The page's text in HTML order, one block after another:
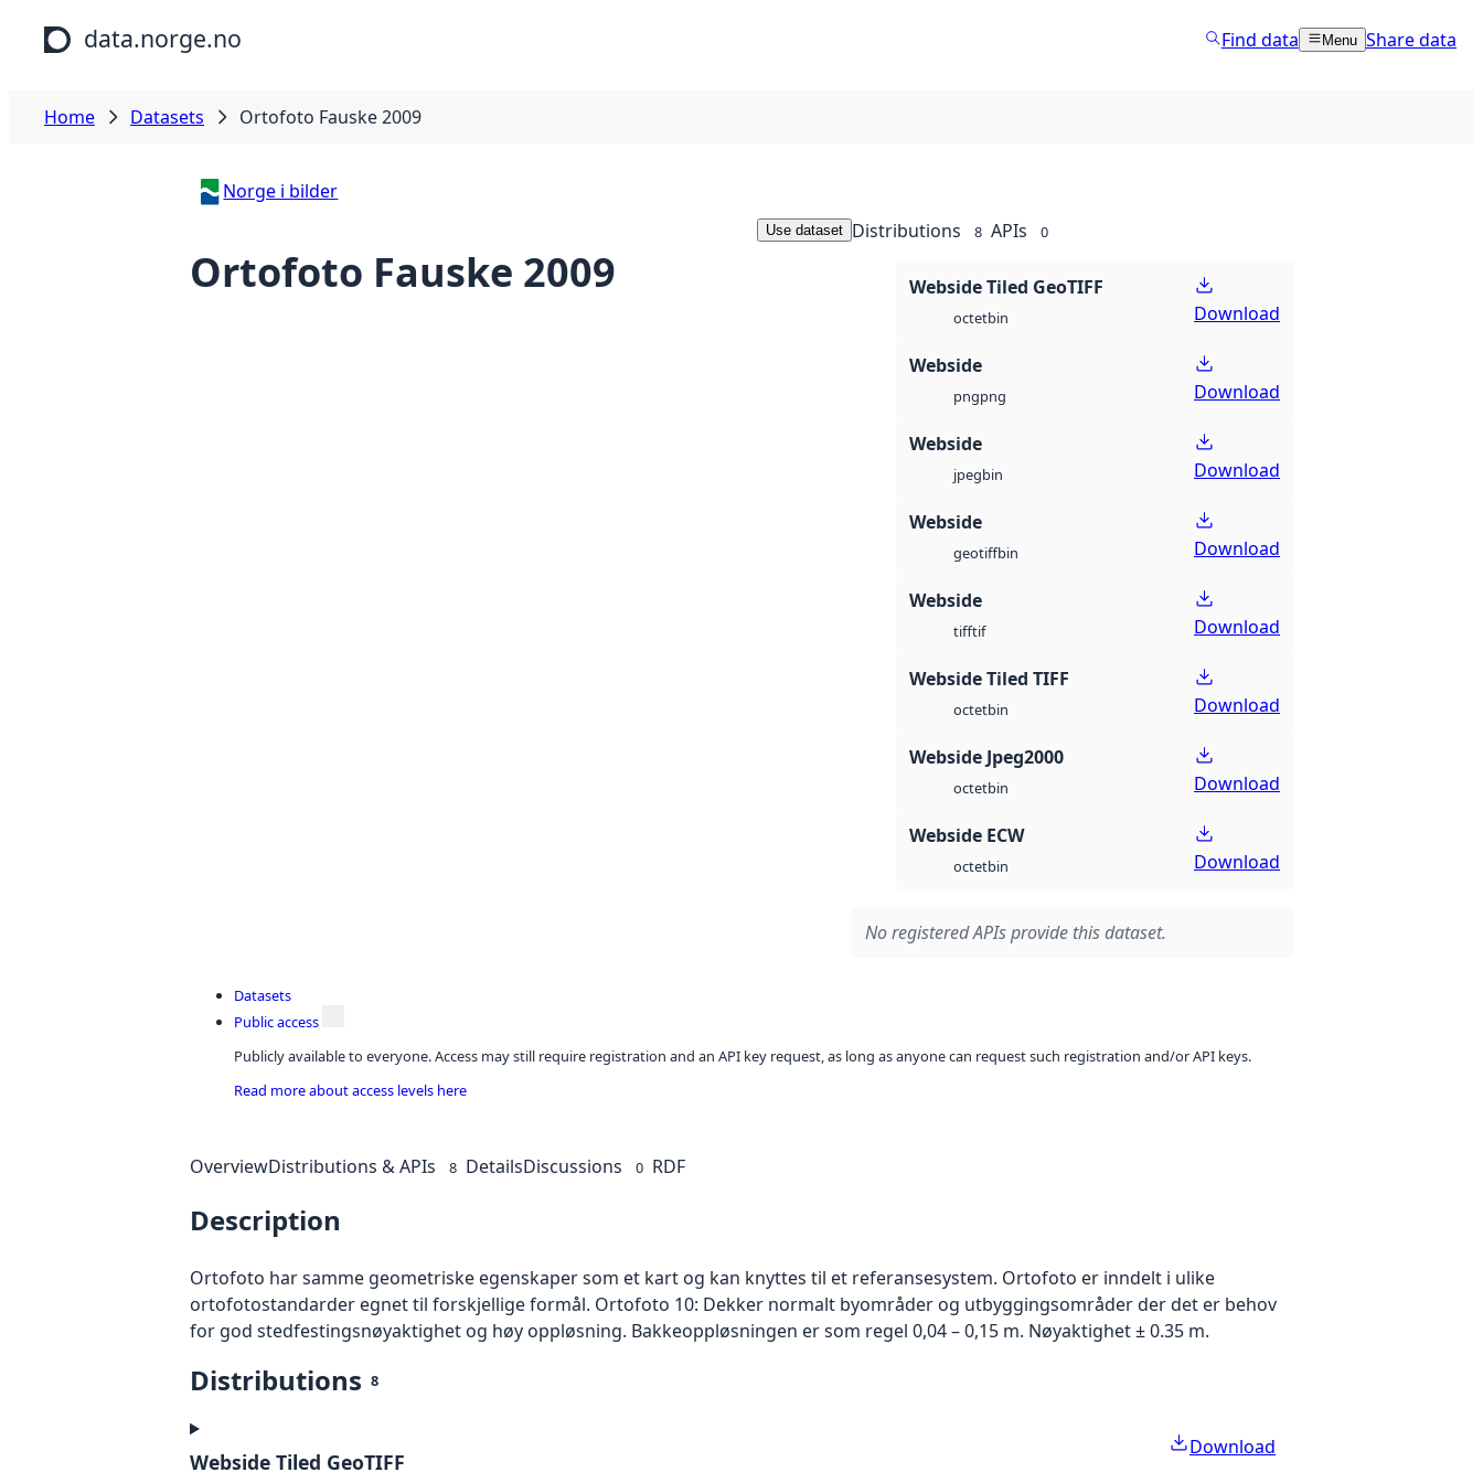
Skip to main content
data.norge.no Find data Menu Share data
Home Datasets Ortofoto Fauske 2009
Norge i bilder
Ortofoto Fauske 2009
Use dataset Distributions 8 APIs 0
Webside Tiled GeoTIFF
octetbin Download
Webside
pngpng Download
Webside
jpegbin Download
Webside
geotiffbin Download
Webside
tifftif Download
Webside Tiled TIFF
octetbin Download
Webside Jpeg2000
octetbin Download
Webside ECW
octetbin Download
No registered APIs provide this dataset.
Datasets
Public access
Publicly available to everyone. Access may still require registration and an API key request, as long as anyone can request such registration and/or API keys.
Read more about access levels here
OverviewDistributions & APIs 8 DetailsDiscussions 0 RDF
Description
Ortofoto har samme geometriske egenskaper som et kart og kan knyttes til et referansesystem. Ortofoto er inndelt i ulike
ortofotostandarder egnet til forskjellige formål. Ortofoto 10: Dekker normalt byområder og utbyggingsområder der det er behov
for god stedfestingsnøyaktighet og høy oppløsning. Bakkeoppløsningen er som regel 0,04 – 0,15 m. Nøyaktighet ± 0.35 m.
Distributions 8
Webside Tiled GeoTIFF
Download